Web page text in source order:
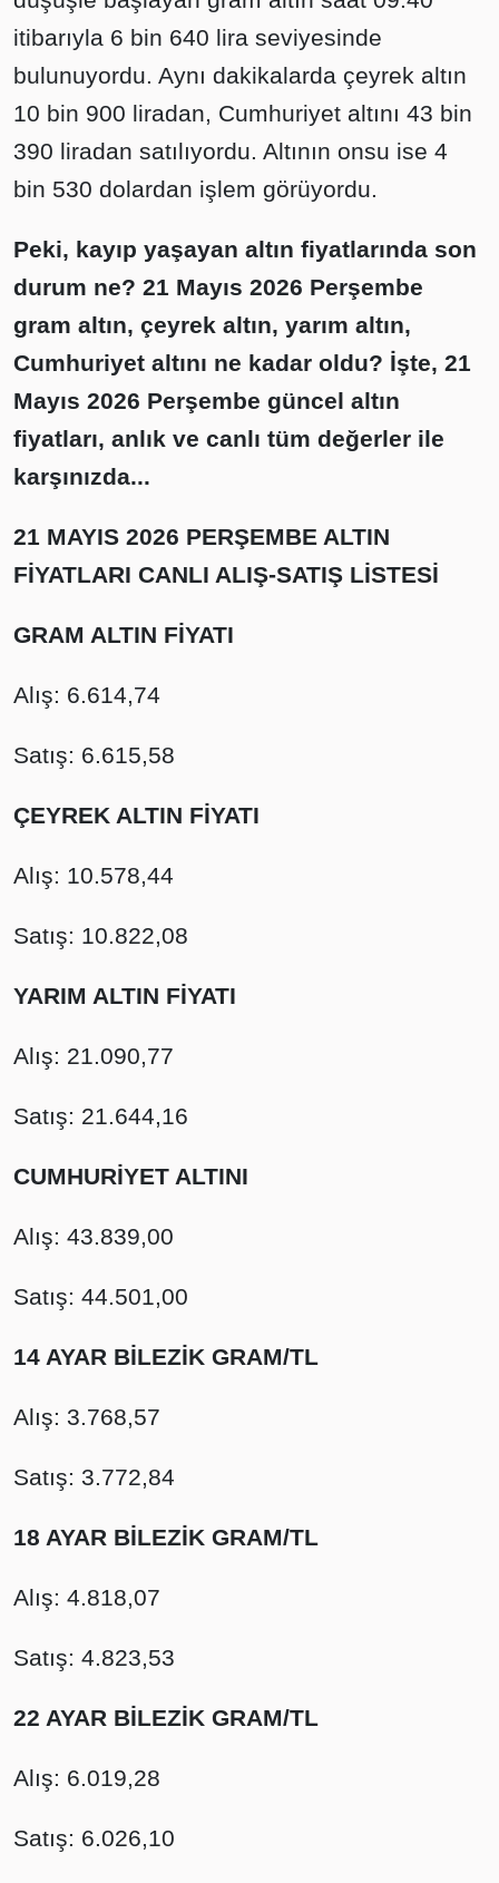
itibarıyla 6 bin 640 lira seviyesinde
bulunuyordu. Aynı dakikalarda çeyrek altın
10 bin 900 liradan, Cumhuriyet altını 43 bin
390 liradan satılıyordu. Altının onsu ise 4
bin 530 dolardan işlem görüyordu.
Peki, kayıp yaşayan altın fiyatlarında son
durum ne? 21 Mayıs 2026 Perşembe
gram altın, çeyrek altın, yarım altın,
Cumhuriyet altını ne kadar oldu? İşte, 21
Mayıs 2026 Perşembe güncel altın
fiyatları, anlık ve canlı tüm değerler ile
karşınızda...
21 MAYIS 2026 PERŞEMBE ALTIN
FİYATLARI CANLI ALIŞ-SATIŞ LİSTESİ
GRAM ALTIN FİYATI
Alış: 6.614,74
Satış: 6.615,58
ÇEYREK ALTIN FİYATI
Alış: 10.578,44
Satış: 10.822,08
YARIM ALTIN FİYATI
Alış: 21.090,77
Satış: 21.644,16
CUMHURİYET ALTINI
Alış: 43.839,00
Satış: 44.501,00
14 AYAR BİLEZİK GRAM/TL
Alış: 3.768,57
Satış: 3.772,84
18 AYAR BİLEZİK GRAM/TL
Alış: 4.818,07
Satış: 4.823,53
22 AYAR BİLEZİK GRAM/TL
Alış: 6.019,28
Satış: 6.026,10